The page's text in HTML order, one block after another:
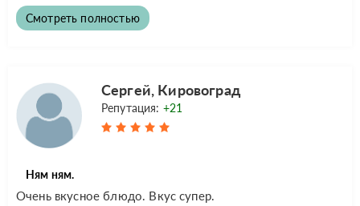
Смотреть полностью
Сергей, Кировоград
Репутация: +21
Ням ням.
Очень вкусное блюдо. Вкус супер.